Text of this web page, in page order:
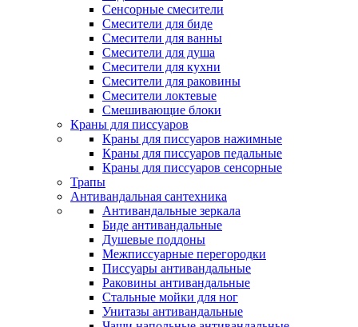
Сенсорные смесители
Смесители для биде
Смесители для ванны
Смесители для душа
Смесители для кухни
Смесители для раковины
Смесители локтевые
Смешивающие блоки
Краны для писсуаров
Краны для писсуаров нажимные
Краны для писсуаров педальные
Краны для писсуаров сенсорные
Трапы
Антивандальная сантехника
Антивандальные зеркала
Биде антивандальные
Душевые поддоны
Межписсуарные перегородки
Писсуары антивандальные
Раковины антивандальные
Стальные мойки для ног
Унитазы антивандальные